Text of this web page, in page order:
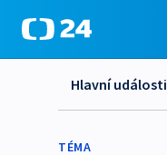
Hlavní události
TÉMA